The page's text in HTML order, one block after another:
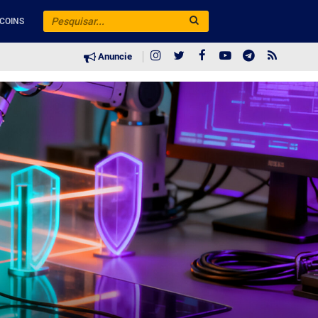
Anuncie